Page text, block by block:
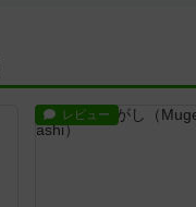
レビュー